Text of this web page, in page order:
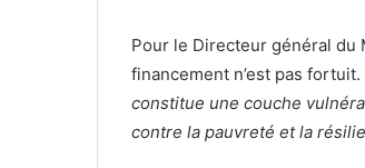
Pour le Directeur général du
financement n’est pas fortuit.
constitue une couche
contre la pauvreté et la